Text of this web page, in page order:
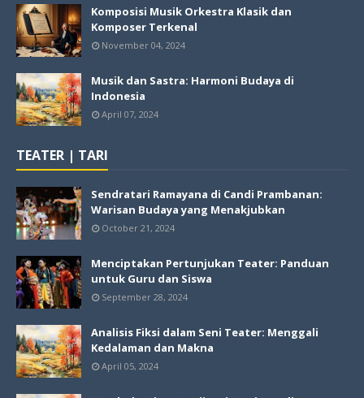
Komposisi Musik Orkestra Klasik dan
Komposer Terkenal
November 04, 2024
Musik dan Sastra: Harmoni Budaya di
Indonesia
April 07, 2024
TEATER | TARI
Sendratari Ramayana di Candi Prambanan:
Warisan Budaya yang Menakjubkan
October 21, 2024
Menciptakan Pertunjukan Teater: Panduan
untuk Guru dan Siswa
September 28, 2024
Analisis Fiksi dalam Seni Teater: Menggali
Kedalaman dan Makna
April 05, 2024